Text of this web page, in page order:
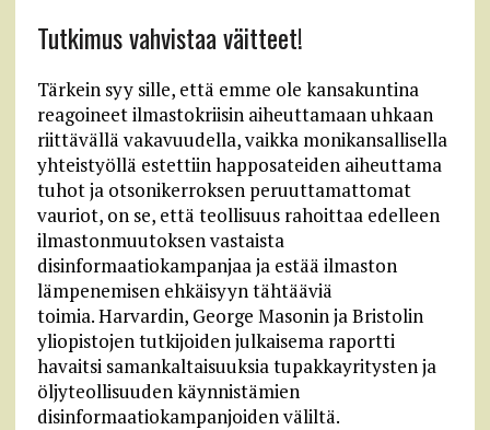
Tutkimus vahvistaa väitteet!
Tärkein syy sille, että emme ole kansakuntina
reagoineet ilmastokriisin aiheuttamaan uhkaan
riittävällä vakavuudella, vaikka monikansallisella
yhteistyöllä estettiin happosateiden aiheuttama
tuhot ja otsonikerroksen peruuttamattomat
vauriot, on se, että teollisuus rahoittaa edelleen
ilmastonmuutoksen vastaista
disinformaatiokampanjaa ja estää ilmaston
lämpenemisen ehkäisyyn tähtääviä
toimia. Harvardin, George Masonin ja Bristolin
yliopistojen tutkijoiden julkaisema raportti
havaitsi samankaltaisuuksia tupakkayritysten ja
öljyteollisuuden käynnistämien
disinformaatiokampanjoiden väliltä.